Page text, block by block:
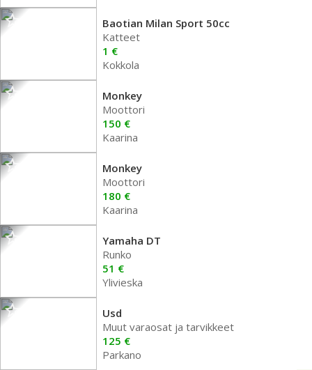
Baotian Milan Sport 50cc
Katteet
1 €
Kokkola
Monkey
Moottori
150 €
Kaarina
Monkey
Moottori
180 €
Kaarina
Yamaha DT
Runko
51 €
Ylivieska
Usd
Muut varaosat ja tarvikkeet
125 €
Parkano